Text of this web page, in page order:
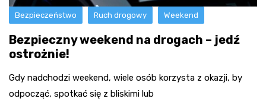
Bezpieczeństwo Ruch drogowy Weekend
Bezpieczny weekend na drogach – jedź
ostrożnie!
Gdy nadchodzi weekend, wiele osób korzysta z okazji, by
odpocząć, spotkać się z bliskimi lub